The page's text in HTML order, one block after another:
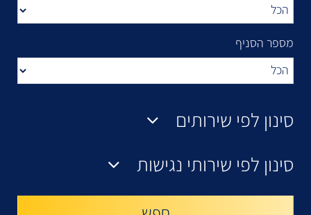
מספר הסניף
סינון לפי שירותים
סינון לפי שירותי נגישות